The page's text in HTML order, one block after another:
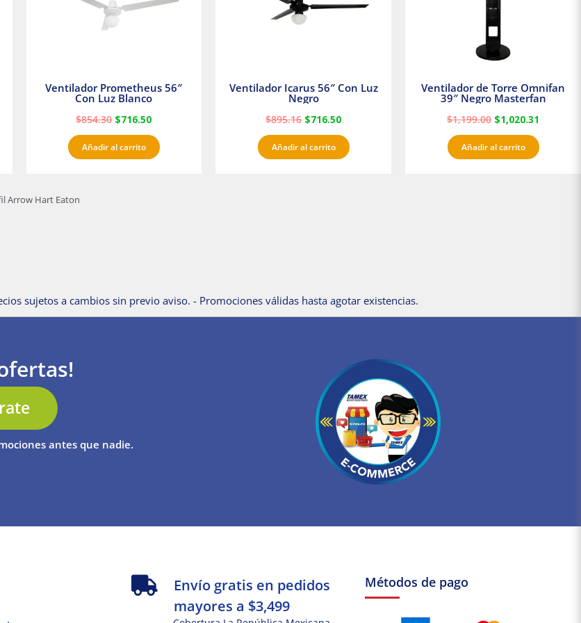
Ventilador Prometheus 56″
Con Luz Blanco
$854.30 $716.50
Añadir al carrito
Ventilador Icarus 56″ Con Luz
Negro
$895.16 $716.50
Añadir al carrito
Ventilador de Torre Omnifan
39″ Negro Masterfan
$1,199.00 $1,020.31
Añadir al carrito
Arrow Hart Eaton
sujetos a cambios sin previo aviso. - Promociones válidas hasta agotar existencias.
antes que nadie.
Envío gratis en pedidos
mayores a $3,499
Métodos de pago